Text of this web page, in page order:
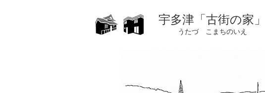
宇多津「古街の家」
うたづ こまちのいえ